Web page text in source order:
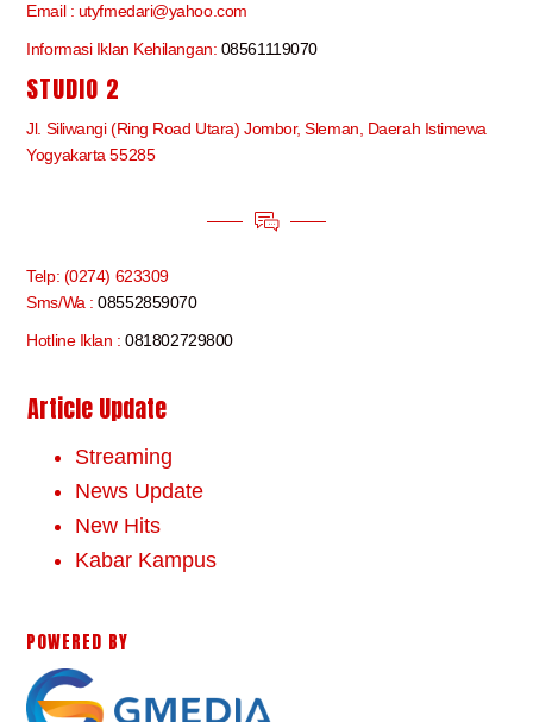
Email : utyfmedari@yahoo.com
Informasi Iklan Kehilangan: 08561119070
STUDIO 2
Jl. Siliwangi (Ring Road Utara) Jombor, Sleman, Daerah Istimewa
Yogyakarta 55285
Telp: (0274) 623309
Sms/Wa :08552859070
Hotline Iklan :081802729800
Article Update
Streaming
News Update
New Hits
Kabar Kampus
POWERED BY